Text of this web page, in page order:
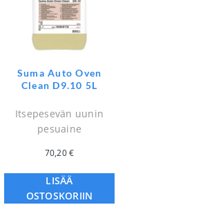
Suma Auto Oven
Clean D9.10 5L
Itsepesevän uunin
pesuaine
70,20€
LISÄÄ
OSTOSKORIIN